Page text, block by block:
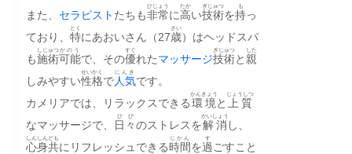
また、 セラピスト たちも非常
ひじょう
に高
たか
い技術
ぎじゅつ
を持
も
っ
ており、 特
とく
にあおいさん（27歳
さい
）はヘッドスパ
も施術
しじゅつ
可能
かのう
で、その優
すぐ
れたマッサージ技術
ぎじゅつ
と 親
した
しみやすい性格
せいかく
で人気
にんき
です。
カメリアでは、リラックスできる環境
かんきょう
と 上質
じょうしつ
なマッサージで、 日々
ひび
のストレスを解消
かいしょう
し、
心身
しんしん
共
ども
にリフレッシュできる時間
じかん
を過
す
ごすこと